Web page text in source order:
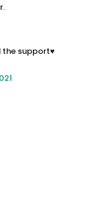
the support♥️